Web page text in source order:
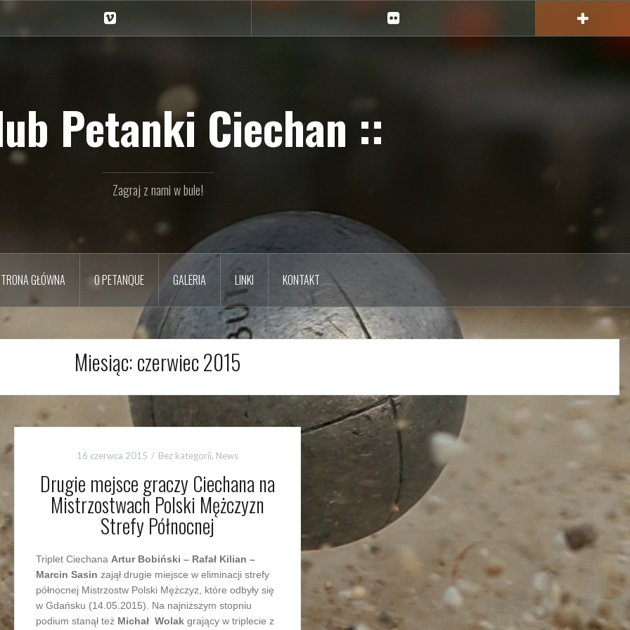
na
na
Petanki Ciechan ::
Zagraj z nami w bule!
GŁÓWNA O PETANQUE GALERIA LINKI KONTAKT
Miesiąc:czerwiec 2015
16 czerwca 2015 Bez kategorii, News
Drugie mejsce graczy Ciechana na
Mistrzostwach Polski Mężczyzn
Strefy Północnej
Triplet Ciechana Artur Bobiński – Rafał Kilian –
Marcin Sasin zajął drugie miejsce w eliminacji strefy
północnej Mistrzostw Polski Mężczyz, które odbyły się
w Gdańsku (14.05.2015). Na najniższym stopniu
podium stanął też Michał Wolak grający w triplecie z